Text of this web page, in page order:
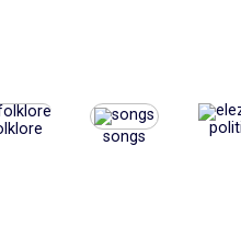
songs